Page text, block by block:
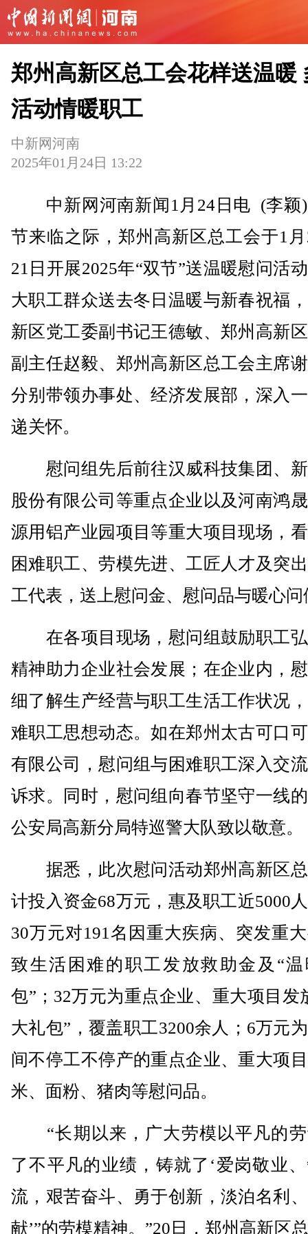
郑州高新区总工会花样送温暖
活动情暖职工
中新网河南
2025年01月24日 13:22
中新网河南新闻1月24日电 (李颖)
节来临之际，郑州高新区总工会于1
21日开展2025年“双节”送温暖慰问活
大职工群众送去冬日温暖与新春祝福
新区党工委副书记王德敏、郑州高新
副主任赵毅、郑州高新区总工会主席
分别带领办事处、经济发展部，深入
递关怀。
慰问组先后前往汉威科技集团、
股份有限公司等重点企业以及河南鸿
源用铝产业园项目等重大项目现场，
困难职工、劳模先进、工匠人才及突
工代表，送上慰问金、慰问品与暖心问
在各项目现场，慰问组鼓励职工
精神助力企业社会发展；在企业内，
细了解生产经营与职工生活工作状况
难职工思想动态。如在郑州太古可口
有限公司，慰问组与困难职工深入交
诉求。同时，慰问组向春节坚守一线
公安局高新分局特巡警大队致以敬意。
据悉，此次慰问活动郑州高新区
计投入资金68万元，惠及职工近5000
30万元对191名因重大疾病、突发重
致生活困难的职工发放救助金及“
包”；32万元为重点企业、重大项目发
大礼包”，覆盖职工3200余人；6万元
间不停工不停产的重点企业、重大项
米、面粉、猪肉等慰问品。
“长期以来，广大劳模以平凡的劳
了不平凡的业绩，铸就了‘爱岗敬业
流，艰苦奋斗、勇于创新，淡泊名利
献’”的劳模精神。”20日，郑州高新区